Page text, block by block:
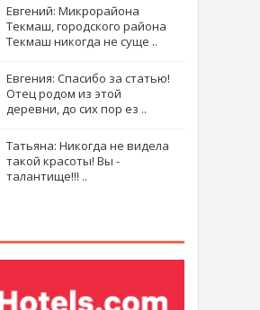
Евгений: Микрорайона
Текмаш, городского района
Текмаш никогда не суще ..
Евгения: Спасибо за статью!
Отец родом из этой
деревни, до сих пор ез ..
Татьяна: Никогда не видела
такой красоты! Вы -
талантище!!! ..